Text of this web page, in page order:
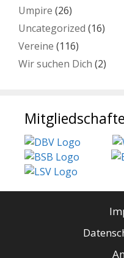
Umpire (26)
Uncategorized (16)
Vereine (116)
Wir suchen Dich (2)